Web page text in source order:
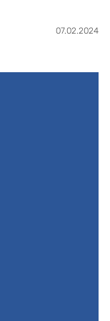
07.02.2024